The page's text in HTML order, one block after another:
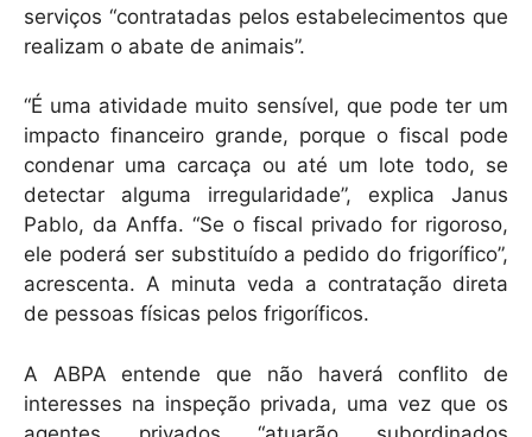
serviços “contratadas pelos estabelecimentos que
realizam o abate de animais”.
“É uma atividade muito sensível, que pode ter um
impacto financeiro grande, porque o fiscal pode
condenar uma carcaça ou até um lote todo, se
detectar alguma irregularidade”, explica Janus
Pablo, da Anffa. “Se o fiscal privado for rigoroso,
ele poderá ser substituído a pedido do frigorífico”,
acrescenta. A minuta veda a contratação direta
de pessoas físicas pelos frigoríficos.
A ABPA entende que não haverá conflito de
interesses na inspeção privada, uma vez que os